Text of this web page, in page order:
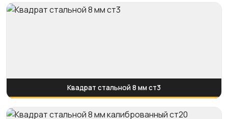
Квадрат стальной 8 мм ст3